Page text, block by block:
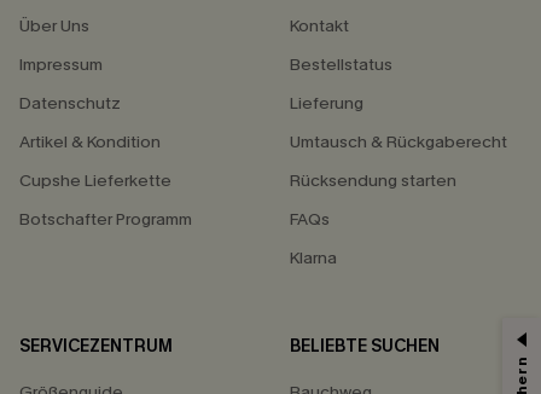
Über Uns
Impressum
Datenschutz
Artikel & Kondition
Cupshe Lieferkette
Botschafter Programm
Kontakt
Bestellstatus
Lieferung
Umtausch & Rückgaberecht
Rücksendung starten
FAQs
Klarna
SERVICEZENTRUM
BELIEBTE SUCHEN